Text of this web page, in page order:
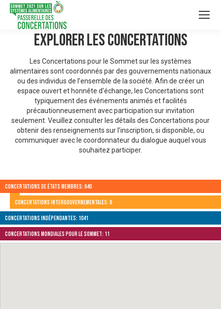
Explorer les Concertations
Les Concertations pour le Sommet sur les systèmes
alimentaires sont coordonnés par des gouvernements nationaux
ou des individus de l’ensemble de la société. Afin de créer un
espace ouvert et honnête d'échange, les Concertations sont
typiquement des événements animés et facilités
précautionneusement avec participation sur invitation
seulement. Veuillez consulter les détails des Concertations pour
obtenir des renseignements sur l’inscription, si disponible, ou
communiquer avec le coordonnateur du dialogue auquel vous
souhaitez participer.
Concertations de États membres: 640
Concertations intergouvernementales: 6
Concertations indépendantes: 1041
Concertations mondiales pour le Sommet: 11